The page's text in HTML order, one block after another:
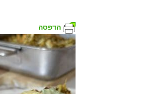
הדפסה